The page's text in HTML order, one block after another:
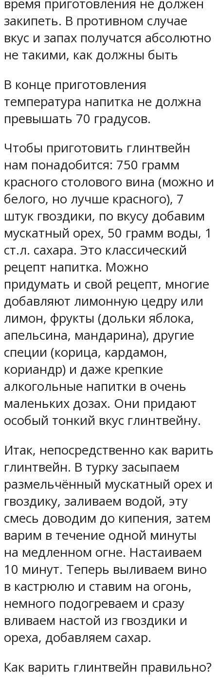
время приготовления не должен
закипеть. В противном случае
вкус и запах получатся абсолютно
не такими, как должны быть
В конце приготовления
температура напитка не должна
превышать 70 градусов.
Чтобы приготовить глинтвейн
нам понадобится: 750 грамм
красного столового вина (можно и
белого, но лучше красного), 7
штук гвоздики, по вкусу добавим
мускатный орех, 50 грамм воды, 1
ст.л. сахара. Это классический
рецепт напитка. Можно
придумать и свой рецепт, многие
добавляют лимонную цедру или
лимон, фрукты (дольки яблока,
апельсина, мандарина), другие
специи (корица, кардамон,
кориандр) и даже крепкие
алкогольные напитки в очень
маленьких дозах. Они придают
особый тонкий вкус глинтвейну.
Итак, непосредственно как варить
глинтвейн. В турку засыпаем
размельчённый мускатный орех и
гвоздику, заливаем водой, эту
смесь доводим до кипения, затем
варим в течение одной минуты
на медленном огне. Настаиваем
10 минут. Теперь выливаем вино
в кастрюлю и ставим на огонь,
немного подогреваем и сразу
вливаем настой из гвоздики и
ореха, добавляем сахар.
Как варить глинтвейн правильно?